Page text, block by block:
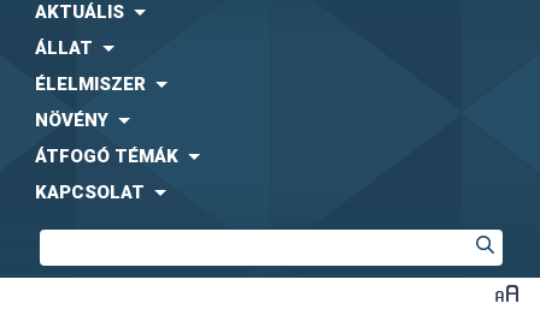
AKTUÁLIS
ÁLLAT
ÉLELMISZER
NÖVÉNY
ÁTFOGÓ TÉMÁK
KAPCSOLAT